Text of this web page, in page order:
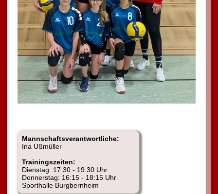
Mannschaftsverantwortliche:
Ina Ußmüller
Trainingszeiten:
Dienstag: 17:30 - 19:30 Uhr
Donnerstag: 16:15 - 18:15 Uhr
Sporthalle Burgbernheim